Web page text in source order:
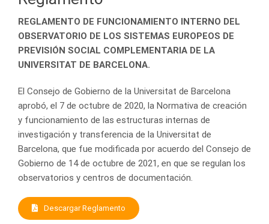
REGLAMENTO DE FUNCIONAMIENTO INTERNO DEL
OBSERVATORIO DE LOS SISTEMAS EUROPEOS DE
PREVISIÓN SOCIAL COMPLEMENTARIA DE LA
UNIVERSITAT DE BARCELONA.
El Consejo de Gobierno de la Universitat de Barcelona
aprobó, el 7 de octubre de 2020, la Normativa de creación
y funcionamiento de las estructuras internas de
investigación y transferencia de la Universitat de
Barcelona, que fue modificada por acuerdo del Consejo de
Gobierno de 14 de octubre de 2021, en que se regulan los
observatorios y centros de documentación.
Descargar Reglamento